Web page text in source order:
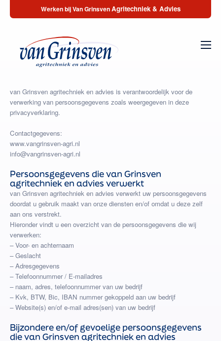
Werken bij Van GrinsvenAgritechniek & Advies
van Grinsven agritechniek en advies is verantwoordelijk voor de
verwerking van persoonsgegevens zoals weergegeven in deze
privacyverklaring.
Contactgegevens:
www.vangrinsven-agri.nl
info@vangrinsven-agri.nl
Persoonsgegevens die van Grinsven
agritechniek en advies verwerkt
van Grinsven agritechniek en advies verwerkt uw persoonsgegevens
doordat u gebruik maakt van onze diensten en/of omdat u deze zelf
aan ons verstrekt.
Hieronder vindt u een overzicht van de persoonsgegevens die wij
verwerken:
– Voor- en achternaam
– Geslacht
– Adresgegevens
– Telefoonnummer / E-mailadres
– naam, adres, telefoonnummer van uw bedrijf
– Kvk, BTW, Bic, IBAN nummer gekoppeld aan uw bedrijf
– Website(s) en/of e-mail adres(sen) van uw bedrijf
Bijzondere en/of gevoelige persoonsgegevens
die van Grinsven agritechniek en advies